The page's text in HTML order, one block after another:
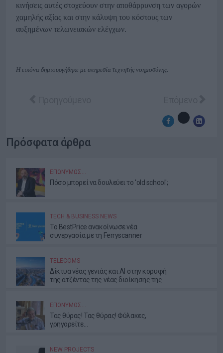
κινήσεις αυτές στοχεύουν στην αποθάρρυνση των αγορών
χαμηλής αξίας και στην κάλυψη του κόστους των
αυξημένων τελωνειακών ελέγχων.
Η εικόνα δημιουργήθηκε με υπηρεσία τεχνητής νοημοσύνης.
Πρόσφατα άρθρα
ΕΠΩΝΎΜΩΣ…
Πόσο μπορεί να δουλεύει το 'old school';
TECH & BUSINESS NEWS
Το BestPrice ανακοίνωσε νέα
συνεργασία με τη Ferryscanner
TELECOMS
Δίκτυα νέας γενιάς και AI στην κορυφή
της ατζέντας της νέας διοίκησης της
ΕΠΩΝΎΜΩΣ…
Τας θύρας! Τας θύρας! Φύλακες,
γρηγορείτε…
NEW PROJECTS